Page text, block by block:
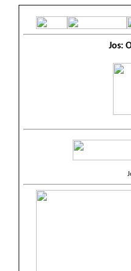
Jos: